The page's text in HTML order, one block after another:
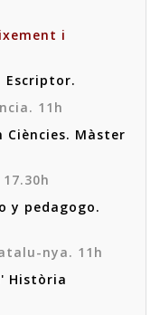
i
Escriptor.
11h
Ciències. Màster
y pedagogo.
nya. 11h
Història